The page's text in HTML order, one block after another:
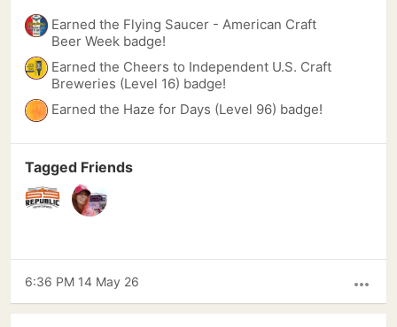
Earned the Flying Saucer - American Craft
Beer Week badge!
Earned the Cheers to Independent U.S. Craft
Breweries (Level 16) badge!
Earned the Haze for Days (Level 96) badge!
Tagged Friends
more_horiz
6:36 PM 14 May 26